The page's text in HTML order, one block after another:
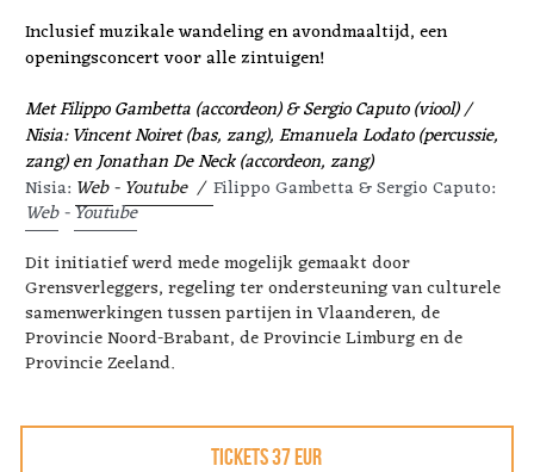
Inclusief muzikale wandeling en avondmaaltijd, een
openingsconcert voor alle zintuigen!
Met Filippo Gambetta (accordeon) & Sergio Caputo (viool) /
Nisia: ​Vincent Noiret (bas, zang), Emanuela Lodato (percussie,
zang) en Jonathan De Neck (accordeon, zang)
Nisia: Web - Youtube /
Web - Youtube
Dit initiatief werd mede mogelijk gemaakt door
Grensverleggers, regeling ter ondersteuning van culturele
samenwerkingen tussen partijen in Vlaanderen, de
Provincie Noord-Brabant, de Provincie Limburg en de
Provincie Zeeland.
Tickets 37 EUR